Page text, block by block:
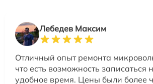
Лебедев Максим
Отличный опыт ремонта
что есть возможность записаться
удобное время. Цены были более